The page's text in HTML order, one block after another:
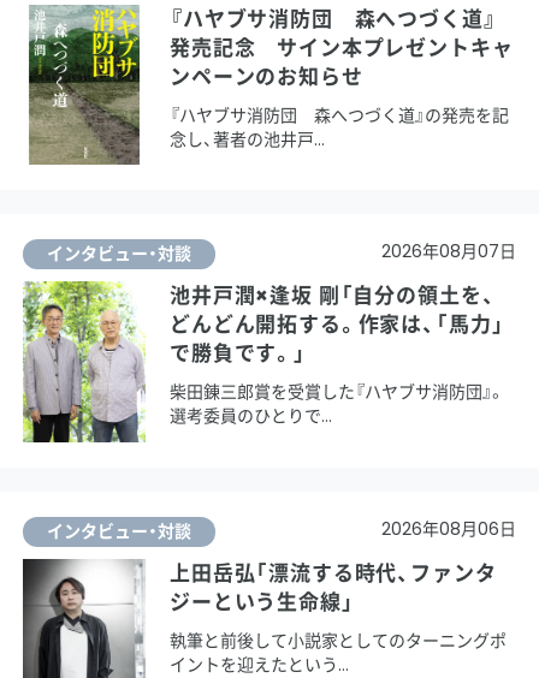
『ハヤブサ消防団 森へつづく道』
発売記念 サイン本プレゼントキャ
ンペーンのお知らせ
『ハヤブサ消防団 森へつづく道』の発売を記
念し、著者の池井戸
インタビュー・対談 2026年08月07日
池井戸潤×逢坂 剛「自分の領土を、
どんどん開拓する。作家は、「馬力」
で勝負です。」
柴田錬三郎賞を受賞した『ハヤブサ消防団』。
選考委員のひとりで
インタビュー・対談 2026年08月06日
上田岳弘「漂流する時代、ファンタ
ジーという生命線」
執筆と前後して小説家としてのターニングポ
イントを迎えたという